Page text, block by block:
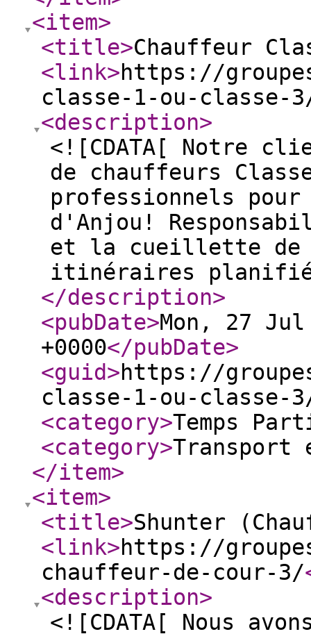
<item>
<title>Chauffeur
<link>https://
classe-1-ou-classe-
<description>
<![CDATA[ Notre
de chauffeurs
professionnels
d'Anjou!
et la cueillette de
itinéraires
</description>
<pubDate>Mon, 27
+0000</pubDate>
<guid>https://
classe-1-ou-classe-
<category>Temps
<category>
</item>
<item>
<title>Shunter
<link>https://
chauffeur-de-cour-3/
<description>
<![CDATA[ Nous